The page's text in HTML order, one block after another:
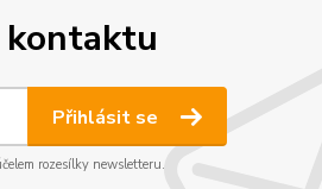
kontaktu
Přihlásit se
rozesílky newsletteru.